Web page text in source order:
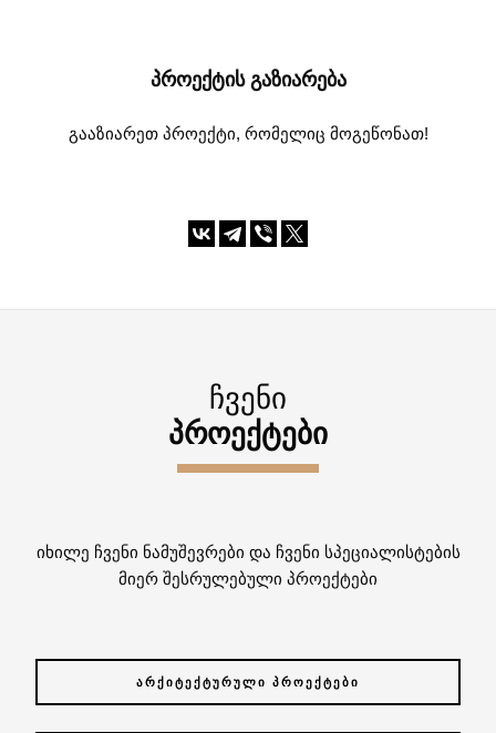
ᲞᲠᲝᲔᲥᲢᲘᲡ ᲒᲐᲖᲘᲐᲠᲔᲑᲐ
გააზიარეთ პროექტი, რომელიც მოგეწონათ!
ᲩᲕᲔᲜᲘ
ᲞᲠᲝᲔᲥᲢᲔᲑᲘ
იხილე ჩვენი ნამუშევრები და ჩვენი სპეციალისტების
მიერ შესრულებული პროექტები
ᲐᲠᲥᲘᲢᲔᲥᲢᲣᲠᲣᲚᲘ ᲞᲠᲝᲔᲥᲢᲔᲑᲘ